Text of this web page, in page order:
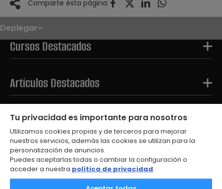
Comparte ésta página:
Deplegar
Noticias
Oposiciones
Convocatorias
Paso paso
Cursos Destacados
Artículos Destacados
Tests Destacados
Tu privacidad es importante para nosotros
Utilizamos cookies propias y de terceros para mejorar
nuestros servicios, además las cookies se utilizan para la
personalización de anuncios.
Puedes aceptarlas todas o cambiar la configuración o
acceder a nuestra política de privacidad.